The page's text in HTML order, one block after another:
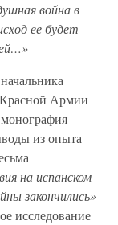
война в
ее будет
Красной Армии
из опыта
на испанском
закончились»
исследование